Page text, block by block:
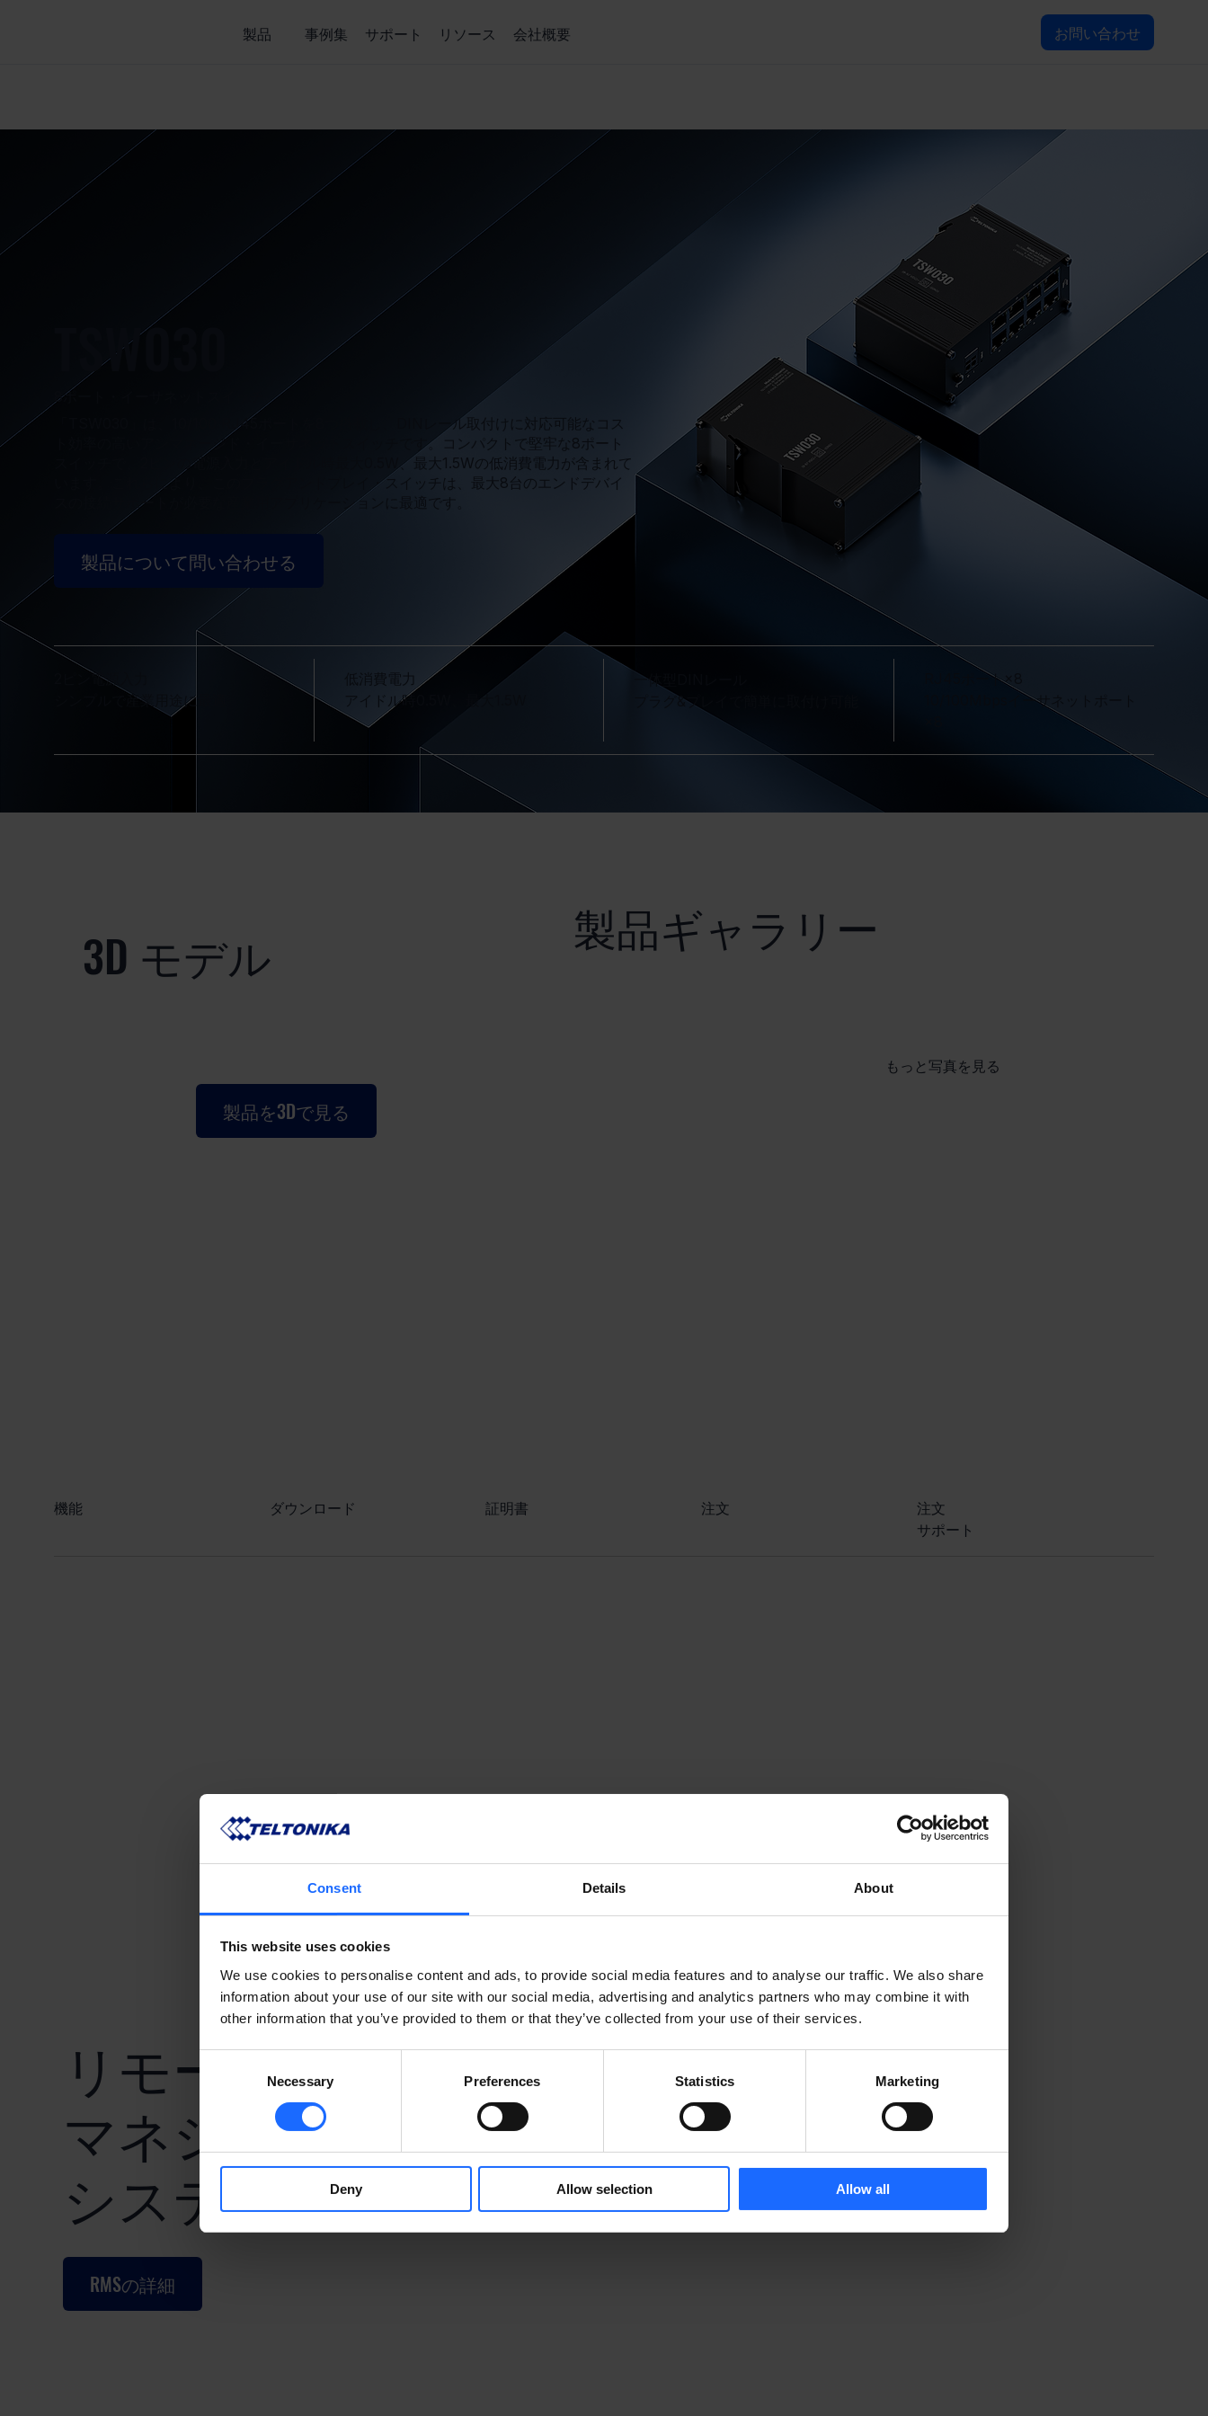
Consent Details About
This website uses cookies
We use cookies to personalise content and ads, to provide social media features and to analyse our traffic. We also share
information about your use of our site with our social media, advertising and analytics partners who may combine it with
other information that you’ve provided to them or that they’ve collected from your use of their services.
Necessary Preferences Statistics Marketing
Deny Allow selection Allow all
製品 事例集 サポート リソース 会社概要 お問い合わせ
TSW030
8ポート・イーサネットスイッチ
「TSW030」は、10/100 RJ45ポートを8つ搭載し、DINレール取付けに対応可能なコス
ト効率の高いアンマネージド・イーサネットスイッチです。コンパクトで堅牢な8ポート
スイッチで、2ピンの電源入力とアイドル時最大0.5W、最大1.5Wの低消費電力が含まれて
います。これらにより、このプラグアンドプレイ・スイッチは、最大8台のエンドデバイ
スの接続サポートが必要な産業用アプリケーションに最適です。
製品について問い合わせる
2ピン電源入力
シンプルで産業用途に最適
低消費電力
アイドル時0.5W、最大1.5W
一体型DINレール
プラグ&プレイで簡単に取付け可能
RJ45ポート×8
10/100Mbpsイーサネットポート
3D モデル
製品を3Dで見る
製品ギャラリー
もっと写真を見る
​機能 証明書
ダウンロード 注文
注文
サポート
リモート
マネジメント
​システム
RMSの詳細